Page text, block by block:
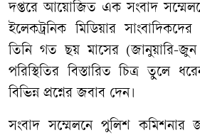
দপ্তরে আয়োজিত এক সংবাদ
ইলেকট্রনিক মিডিয়ার
তিনি গত ছয় মাসের (জানুয়ারি-
পরিস্থিতির বিস্তারিত চিত্র তুলে
বিভিন্ন প্রশ্নের জবাব দেন।
সংবাদ সম্মেলনে পুলিশ কমিশনার